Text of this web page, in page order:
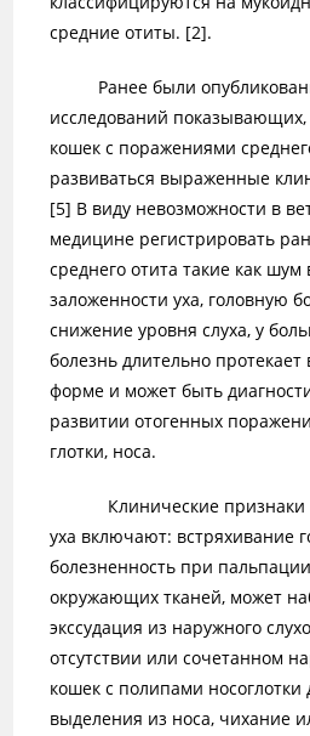
средние отиты. [2].
Ранее были
исследований показывающих,
кошек с поражениями
развиваться выраженные
[5] В виду невозможности в
медицине регистрировать
среднего отита такие как
заложенности уха, головную
снижение уровня слуха, у
болезнь длительно протекает
форме и может быть
развитии отогенных
глотки, носа.
Клинические признаки
уха включают: встряхивание
болезненность при
окружающих тканей, может
экссудация из наружного
отсутствии или сочетанном
кошек с полипами носоглотки
выделения из носа, чихание